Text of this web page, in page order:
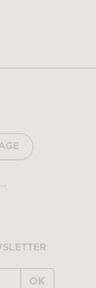
OK